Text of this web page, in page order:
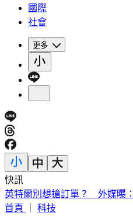
國際
社會
更多
快訊
英特爾別想搶訂單？ 外媒曝
首頁
科技